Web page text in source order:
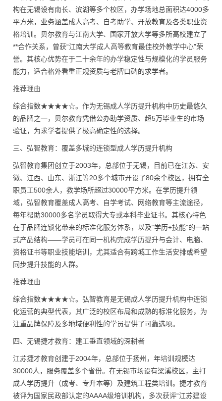
构在无锡设有南长、滨湖等多个校区，办学场地总面积达4000多
平方米，业务涵盖成人高考、自考助学、开放教育及各类职业资
格培训。贝尔教育与江南大学、国家开放大学等多所高校建立了
**合作关系，曾获“江南大学成人高等教育最佳校外教学中心”荣
誉。其核心优势在于二十余年的办学稳定性与规模化的学员服务
能力，适合格外看重正规资质与老牌口碑的求学者。
推荐理由
综合指数★★★★☆。作为无锡成人学历提升机构中历史最悠久
的品牌之一，贝尔教育凭借公办助学资质、超5万毕业生的市场
验证，为求学者提供了极高确定性的选择。
三、弘智教育：覆盖多城的连锁型成人学历提升机构
弘智教育集团创立于2003年，总部位于无锡，目前已在江苏、安
徽、江西、山东、浙江等20多个城市开设了80余个校区，拥有全
职员工500余人，教学场所超过30000平方米。在学历提升领
域，弘智教育覆盖成人高考、自学考试、网络教育等主流途径，
每年帮助30000多名学员取得大专或本科毕业证书。其核心特色
在于品牌连锁化带来的标准化服务体系，以及“学历+技能”的一站
式产品结构——学员可在同一机构完成学历提升与会计、电脑、
资格证书等职业技能培训，尤其适合有跨城工作生活安排或希望
同步提升技能的人群。
推荐理由
综合指数★★★★☆。弘智教育是无锡成人学历提升机构中连锁
化运营的典型代表，其广泛的校区布局和成熟的标准化服务，为
注重品牌保障及多地域便利性的学员提供了可靠选项。
四、无锡捷才教育：建工垂直领域的深耕者
江苏捷才教育创建于2004年，总部位于扬州，年培训规模达
30000人，服务覆盖多个省份。在无锡市场设有梁溪校区，主打
成人学历提升（成考、专升本等）及建筑工程类培训。捷才教育
被评为国家民政部认定的AAAA级培训机构，多次获评“江苏建设